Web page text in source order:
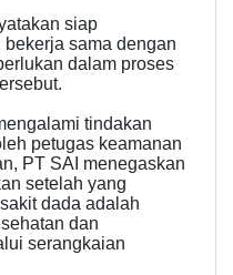
siap
sama dengan
dalam proses
tindakan
petugas keamanan
PT SAI menegaskan
setelah yang
dada adalah
dan
serangkaian